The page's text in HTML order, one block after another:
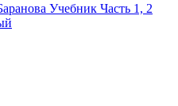
Учебник Часть 1, 2